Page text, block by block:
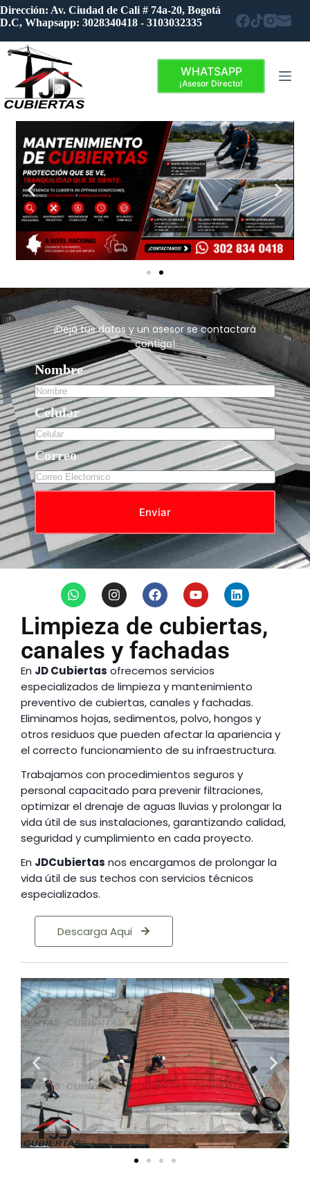
Dirección: Av. Ciudad de Cali # 74a-20, Bogotá
D.C, Whapsapp: 3028340418 - 3103032335
WHATSAPP
¡Asesor Directo!
¡Dejá tus datos y un asesor se contactará
contigo!
Nombre
Celular
Correo
Enviar
Limpieza de cubiertas,
canales y fachadas
En JD Cubiertas ofrecemos servicios
especializados de limpieza y mantenimiento
preventivo de cubiertas, canales y fachadas.
Eliminamos hojas, sedimentos, polvo, hongos y
otros residuos que pueden afectar la apariencia y
el correcto funcionamiento de su infraestructura.
Trabajamos con procedimientos seguros y
personal capacitado para prevenir filtraciones,
optimizar el drenaje de aguas lluvias y prolongar la
vida útil de sus instalaciones, garantizando calidad,
seguridad y cumplimiento en cada proyecto.
En JDCubiertas nos encargamos de prolongar la
vida útil de sus techos con servicios técnicos
especializados.
Descarga Aqui